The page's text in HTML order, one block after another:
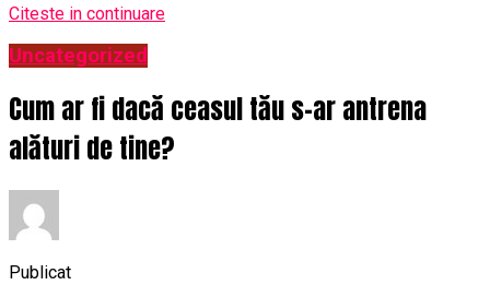
Citeste in continuare
Uncategorized
Cum ar fi dacă ceasul tău s-ar antrena
alături de tine?
Publicat